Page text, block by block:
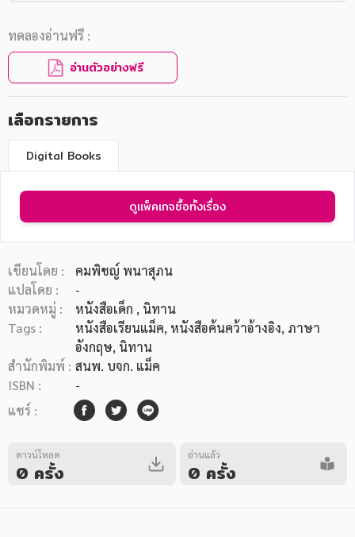
หมวดหมู่หนังสือ
หมวดหมู่ยอดนิยม
หนังสือเสียง
โปรโมชั่นลดราคา
ทดลองอ่านฟรี :
อ่านตัวอย่างฟรี
เลือกรายการ
Digital Books
ดูแพ็คเกจซื้อทั้งเรื่อง
เขียนโดย :
คมพิชญ์ พนาสุภน
แปลโดย :
-
หมวดหมู่ :
หนังสือเด็ก , นิทาน
Tags :
หนังสือเรียนแม็ค, หนังสือค้นคว้าอ้างอิง, ภาษา
อังกฤษ, นิทาน
สำนักพิมพ์ : สนพ. บจก. แม็ค
ISBN :
-
แชร์ :
ดาวน์โหลด
0 ครั้ง
อ่านแล้ว
0 ครั้ง